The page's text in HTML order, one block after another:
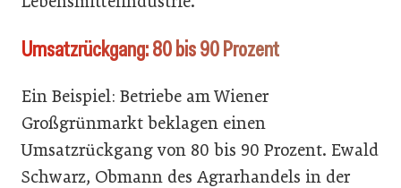
Umsatzrückgang: 80 bis 90 Prozent
Ein Beispiel: Betriebe am Wiener
Großgrünmarkt beklagen einen
Umsatzrückgang von 80 bis 90 Prozent. Ewald
Schwarz, Obmann des Agrarhandels in der